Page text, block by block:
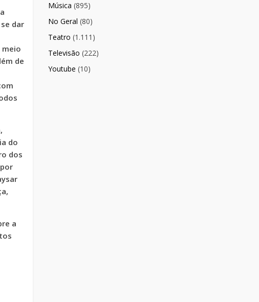
dar
meio
de
do
dos
a
Música (895)
No Geral (80)
Teatro (1.111)
Televisão (222)
Youtube (10)